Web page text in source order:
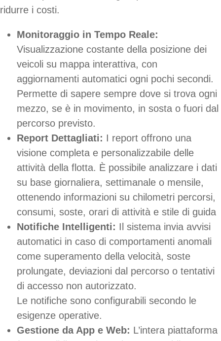
ridurre i costi.
Monitoraggio in Tempo Reale:
Visualizzazione costante della posizione dei
veicoli su mappa interattiva, con
aggiornamenti automatici ogni pochi secondi.
Permette di sapere sempre dove si trova ogni
mezzo, se è in movimento, in sosta o fuori dal
percorso previsto.
Report Dettagliati: I report offrono una
visione completa e personalizzabile delle
attività della flotta. È possibile analizzare i dati
su base giornaliera, settimanale o mensile,
ottenendo informazioni su chilometri percorsi,
consumi, soste, orari di attività e stile di guida
Notifiche Intelligenti: Il sistema invia avvisi
automatici in caso di comportamenti anomali
come superamento della velocità, soste
prolungate, deviazioni dal percorso o tentativi
di accesso non autorizzato.
Le notifiche sono configurabili secondo le
esigenze operative.
Gestione da App e Web: L’intera piattaforma